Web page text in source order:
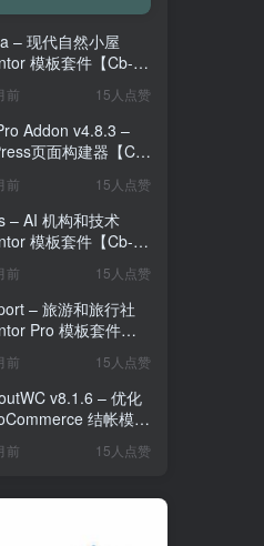
– 现代自然小屋
模板套件【Cb-
前 15人点赞
Addon v4.8.3 –
页面构建器【Cb-
前 15人点赞
– AI 机构和技术
模板套件【Cb-
前 15人点赞
– 旅游和旅行社
Pro 模板套件
前 15人点赞
v8.1.6 – 优化
结帐模板
前 15人点赞